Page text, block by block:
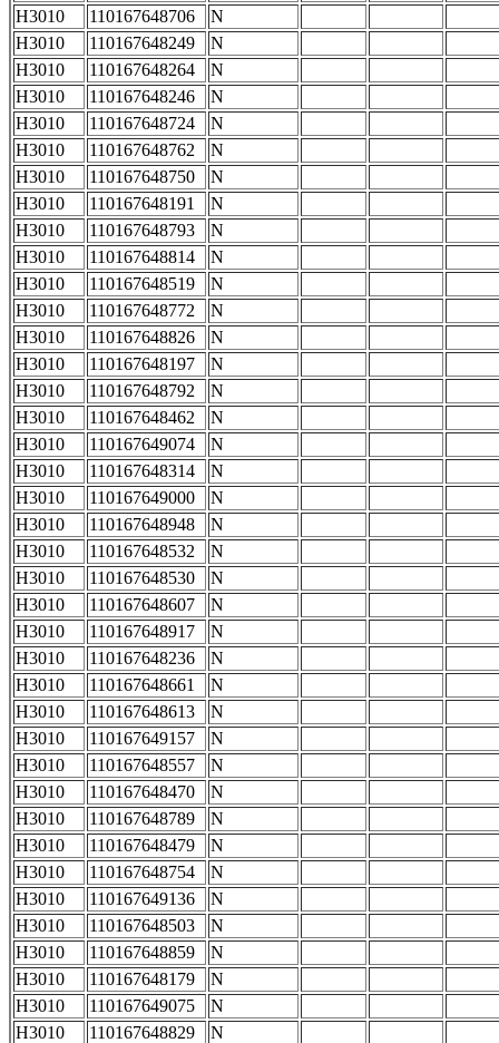
H3010
110167648706
N
H3010
110167648249
N
H3010
110167648264
N
H3010
110167648246
N
H3010
110167648724
N
H3010
110167648762
N
H3010
110167648750
N
H3010
110167648191
N
H3010
110167648793
N
H3010
110167648814
N
H3010
110167648519
N
H3010
110167648772
N
H3010
110167648826
N
H3010
110167648197
N
H3010
110167648792
N
H3010
110167648462
N
H3010
110167649074
N
H3010
110167648314
N
H3010
110167649000
N
H3010
110167648948
N
H3010
110167648532
N
H3010
110167648530
N
H3010
110167648607
N
H3010
110167648917
N
H3010
110167648236
N
H3010
110167648661
N
H3010
110167648613
N
H3010
110167649157
N
H3010
110167648557
N
H3010
110167648470
N
H3010
110167648789
N
H3010
110167648479
N
H3010
110167648754
N
H3010
110167649136
N
H3010
110167648503
N
H3010
110167648859
N
H3010
110167648179
N
H3010
110167649075
N
H3010
110167648829
N